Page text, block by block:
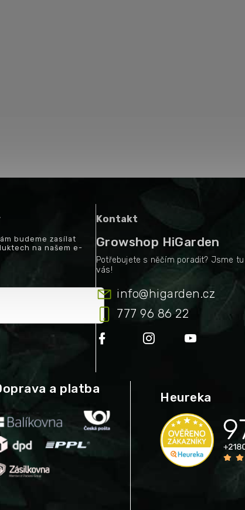
budeme zasílat
na našem e-
Kontakt
Growshop HiGarden
info@higarden.cz
777 96 86 22
a platba
Heureka